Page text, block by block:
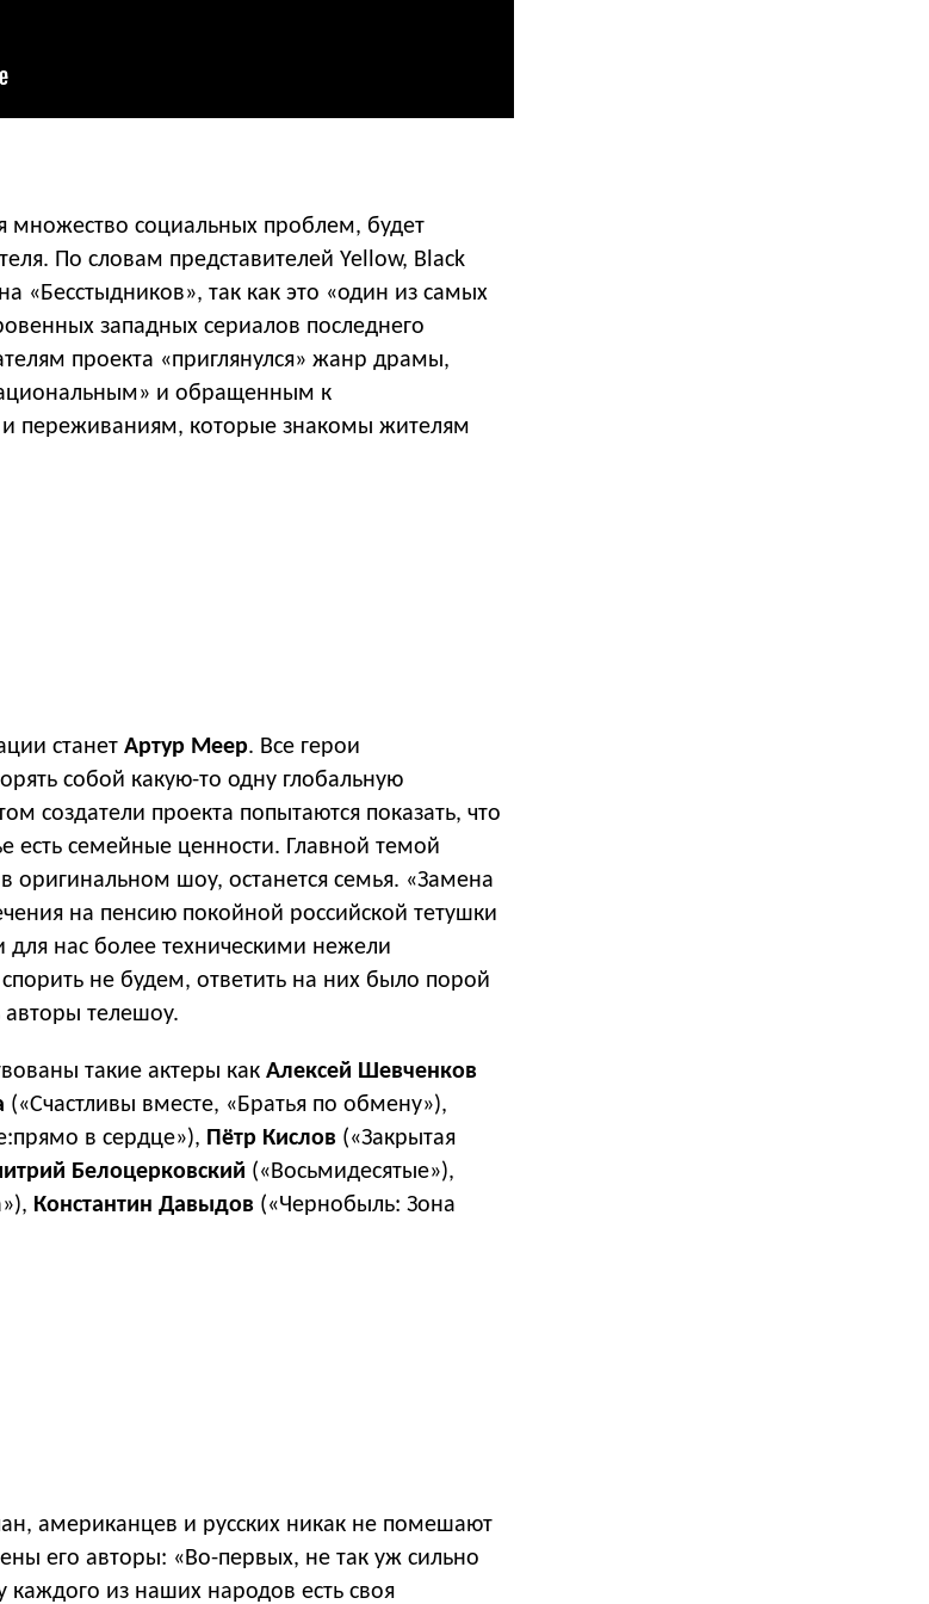
множество социальных проблем, будет
По словам представителей Yellow, Black
«Бесстыдников», так как это «один из самых
западных сериалов последнего
проекта «приглянулся» жанр драмы,
и обращенным к
переживаниям, которые знакомы жителям
станет Артур Меер. Все герои
собой какую-то одну глобальную
создатели проекта попытаются показать, что
есть семейные ценности. Главной темой
оригинальном шоу, останется семья. «Замена
на пенсию покойной российской тетушки
нас более техническими нежели
не будем, ответить на них было порой
авторы телешоу.
такие актеры как Алексей Шевченков
(«Счастливы вместе, «Братья по обмену»),
в сердце»), Пётр Кислов («Закрытая
Белоцерковский («Восьмидесятые»),
Константин Давыдов («Чернобыль: Зона
американцев и русских никак не помешают
его авторы: «Во-первых, не так уж сильно
каждого из наших народов есть своя